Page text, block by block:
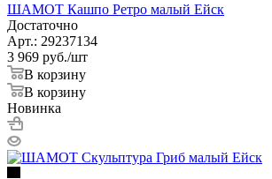
ШАМОТ Кашпо Ретро малый Ейск
Достаточно
Арт.: 29237134
3 969 руб./шт
В корзину
В корзину
Новинка